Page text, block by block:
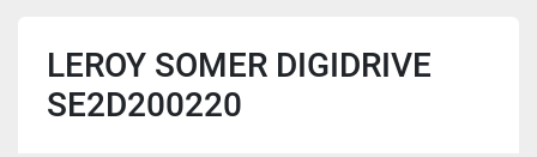
LEROY SOMER DIGIDRIVE
SE2D200220